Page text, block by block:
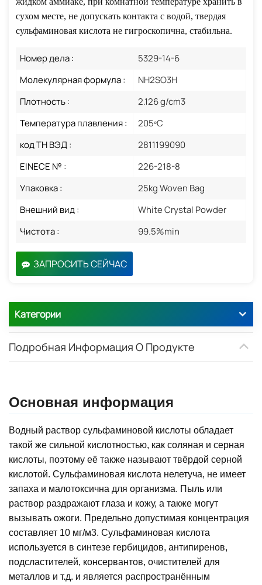
сухом месте, не допускать контакта с водой, твердая
сульфаминовая кислота не гигроскопична, стабильна.
Номер дела :
5329-14-6
Молекулярная формула :
NH2SO3H
Плотность :
2.126 g/cm3
Температура плавления :
205ºC
код ТН ВЭД :
2811199090
EINECE № :
226-218-8
Упаковка :
25kg Woven Bag
Внешний вид :
White Crystal Powder
Чистота :
99.5%min
ЗАПРОСИТЬ СЕЙЧАС
Категории
Подробная Информация О Продукте
Основная информация
Водный раствор сульфаминовой кислоты обладает
такой же сильной кислотностью, как соляная и серная
кислоты, поэтому её также называют твёрдой серной
кислотой. Сульфаминовая кислота нелетуча, не имеет
запаха и малотоксична для организма. Пыль или
раствор раздражают глаза и кожу, а также могут
вызывать ожоги. Предельно допустимая концентрация
составляет 10 мг/м3. Сульфаминовая кислота
используется в синтезе гербицидов, антипиренов,
подсластителей, консервантов, очистителей для
металлов и т.д. и является распространённым